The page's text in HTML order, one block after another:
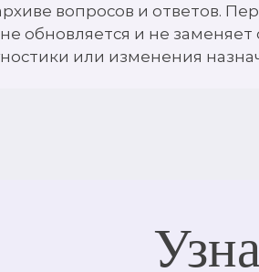
вопросов и ответов.
обновляется и не
или изменения